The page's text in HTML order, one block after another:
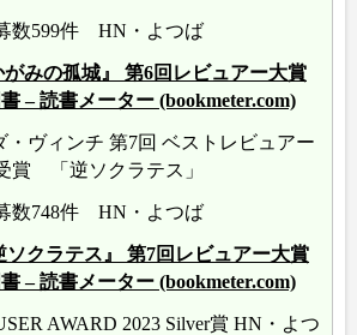
数599件 HN・よつば
みの孤城』 第6回レビュアー大賞
– 読書メーター (bookmeter.com)
・ヴィンチ 第7回 ベストレビュアー
賞 「逆ソクラテス」
数748件 HN・よつば
ソクラテス』 第7回レビュアー大賞
– 読書メーター (bookmeter.com)
AWARD 2023 Silver賞 HN・よつ